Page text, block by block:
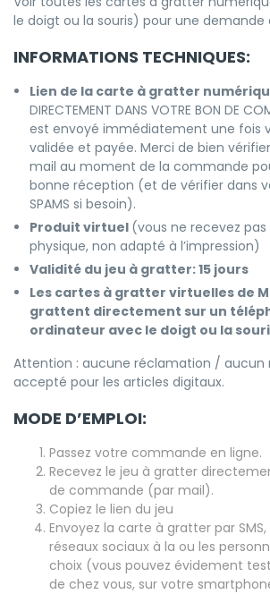
le doigt ou la souris) pour une demande
INFORMATIONS TECHNIQUES:
Lien de la carte à gratter
DIRECTEMENT DANS VOTRE BON DE
est envoyé immédiatement une fois
validée et payée. Merci de bien
mail au moment de la commande
bonne réception (et de vérifier dans
SPAMS si besoin).
Produit virtuel (vous ne recevez
physique, non adapté à l’impression)
Validité du jeu à gratter: 15 jours
Les cartes à gratter virtuelles de
grattent directement sur un
ordinateur avec le doigt ou la
Attention : aucune réclamation / aucun
accepté pour les articles digitaux.
MODE D’EMPLOI:
Passez votre commande en ligne.
Recevez le jeu à gratter
de commande (par mail).
Copiez le lien du jeu
Envoyez la carte à gratter par
réseaux sociaux à la ou les
choix (vous pouvez évidement
de chez vous, sur votre